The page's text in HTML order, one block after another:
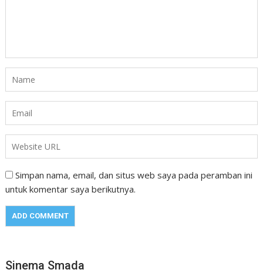
Simpan nama, email, dan situs web saya pada peramban ini
untuk komentar saya berikutnya.
Sinema Smada